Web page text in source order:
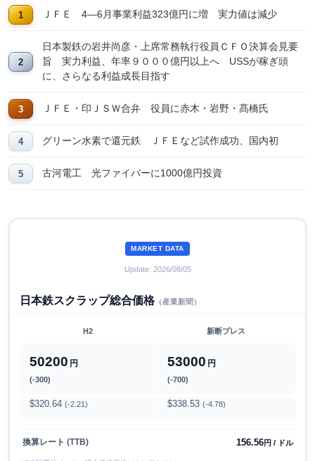
ＪＦＥ 4―6月事業利益323億円に増 実力値は減少
日本製鉄の岩井尚彦・上席常務執行役員ＣＦＯ決算会見要
旨 実力利益、年率９０００億円以上へ USSが稼ぎ頭
に、さらなる利益成長目指す
ＪＦＥ・印ＪＳＷ合弁 役員に赤木・岩野・髙橋氏
グリーン水素で還元鉄 ＪＦＥなど試作成功、国内初
古河電工 光ファイバーに1000億円投資
MARKET DATA
Update: 2026/08/05
日本鉄スクラップ総合価格（産業新聞）
H2 新断プレス
50200 円
(-300)
53000 円
(-700)
$320.64 (-2.21) $338.53 (-4.78)
換算レート (TTB) 156.56円 / ドル